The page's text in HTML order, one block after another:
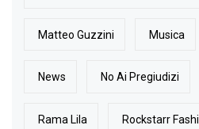
Matteo Guzzini Musica
News No Ai Pregiudizi
Rama Lila Rockstarr